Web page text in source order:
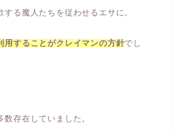
る魔人たちを従わせるエサに。
用することがクレイマンの方針でし
存在していました。